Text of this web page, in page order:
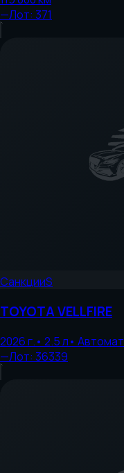
—Лот: 371
СанкцииS
TOYOTAVELLFIRE
2026г.• 2.5л• Автомат
—Лот: 36339